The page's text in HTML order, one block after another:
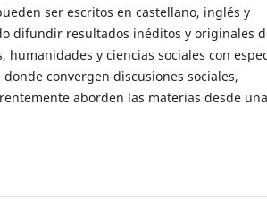
ser escritos en castellano, inglés y
difundir resultados inéditos y originales
y ciencias sociales con
convergen discusiones sociales,
aborden las materias desde una